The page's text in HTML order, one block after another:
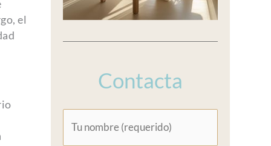
el
Contacta